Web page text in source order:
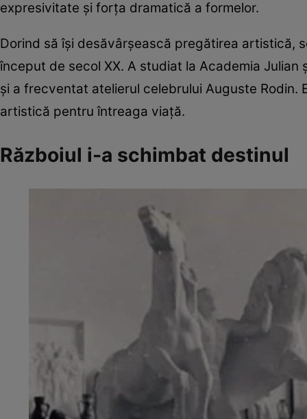
expresivitate și forța dramatică a formelor.
Dorind să își desăvârșească pregătirea artistică,
început de secol XX. A studiat la Academia Julian
și a frecventat atelierul celebrului Auguste
artistică pentru întreaga viață.
Războiul i-a schimbat destinul